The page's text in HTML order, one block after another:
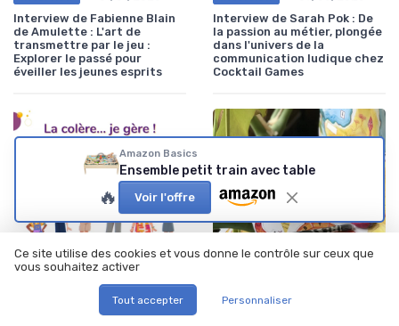
Interview de Fabienne Blain
de Amulette : L'art de
transmettre par le jeu :
Explorer le passé pour
éveiller les jeunes esprits
Interview de Sarah Pok : De
la passion au métier, plongée
dans l'univers de la
communication ludique chez
Cocktail Games
28/03/2025
Interview de Lise Gaschet :
Interview •
Amazon Basics
Ensemble petit train avec table
🔥 Voir l'offre
Ce site utilise des cookies et vous donne le contrôle sur ceux que
vous souhaitez activer
Tout accepter Personnaliser